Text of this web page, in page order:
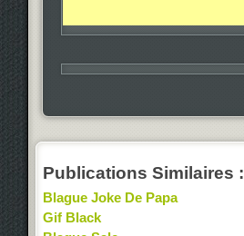
Publications Similaires :
Blague Joke De Papa
Gif Black